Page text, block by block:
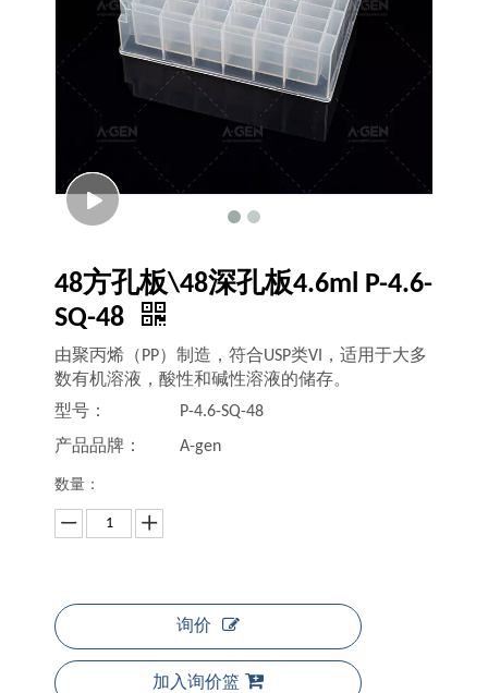
48方孔板\48深孔板4.6ml P-4.6-
SQ-48
由聚丙烯（PP）制造，符合USP类VI，适用于大多
数有机溶液，酸性和碱性溶液的储存。
型号：
P-4.6-SQ-48
产品品牌：
A-gen
数量：
询价
加入询价篮